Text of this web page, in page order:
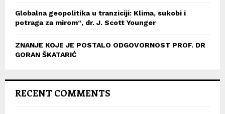
Globalna geopolitika u tranziciji: Klima, sukobi i
potraga za mirom“, dr. J. Scott Younger
ZNANJE KOJE JE POSTALO ODGOVORNOST PROF. DR
GORAN ŠKATARIĆ
RECENT COMMENTS